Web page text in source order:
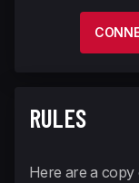
RULES
Here are a copy